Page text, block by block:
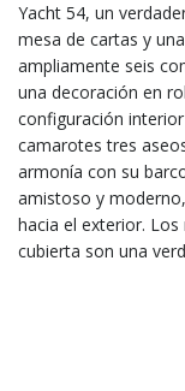
Yacht 54, un
mesa de cartas y
ampliamente seis
una decoración en
configuración interior
camarotes tres
armonía con su
amistoso y moderno,
hacia el exterior. Los
cubierta son una